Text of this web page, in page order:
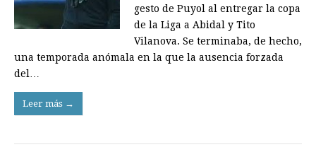
gesto de Puyol al entregar la copa
de la Liga a Abidal y Tito
Vilanova. Se terminaba, de hecho,
una temporada anómala en la que la ausencia forzada
del…
Leer más →